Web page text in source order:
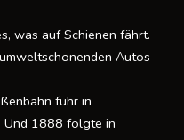
was auf Schienen fährt.
Autos
fuhr in
Und 1888 folgte in